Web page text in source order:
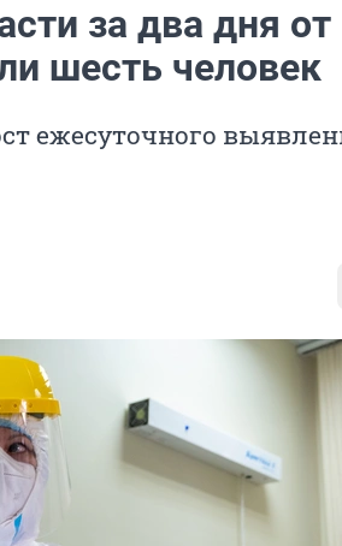
за два дня от
шесть человек
ежесуточного